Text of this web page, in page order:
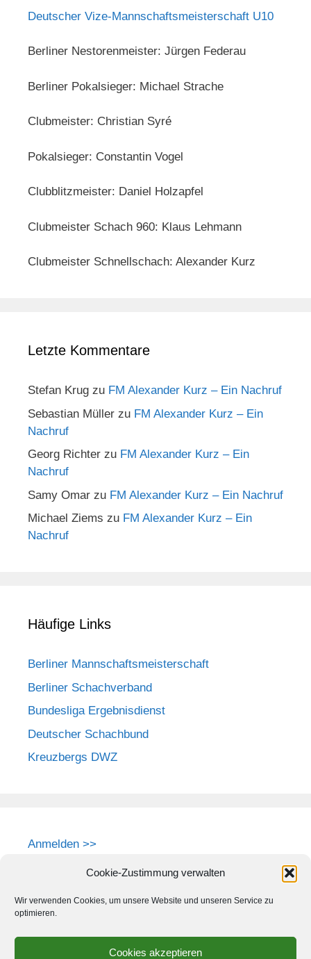
Cookie-Zustimmung verwalten
Wir verwenden Cookies, um unsere Website und unseren Service zu
optimieren.
Cookies akzeptieren
Deutscher Vize-Mannschaftsmeisterschaft U10
Berliner Nestorenmeister: Jürgen Federau
Berliner Pokalsieger: Michael Strache
Clubmeister: Christian Syré
Pokalsieger: Constantin Vogel
Clubblitzmeister: Daniel Holzapfel
Clubmeister Schach 960: Klaus Lehmann
Clubmeister Schnellschach: Alexander Kurz
Letzte Kommentare
Stefan Krug zu FM Alexander Kurz – Ein Nachruf
Sebastian Müller zu FM Alexander Kurz – Ein
Nachruf
Georg Richter zu FM Alexander Kurz – Ein
Nachruf
Samy Omar zu FM Alexander Kurz – Ein Nachruf
Michael Ziems zu FM Alexander Kurz – Ein
Nachruf
Häufige Links
Berliner Mannschaftsmeisterschaft
Berliner Schachverband
Bundesliga Ergebnisdienst
Deutscher Schachbund
Kreuzbergs DWZ
Anmelden >>